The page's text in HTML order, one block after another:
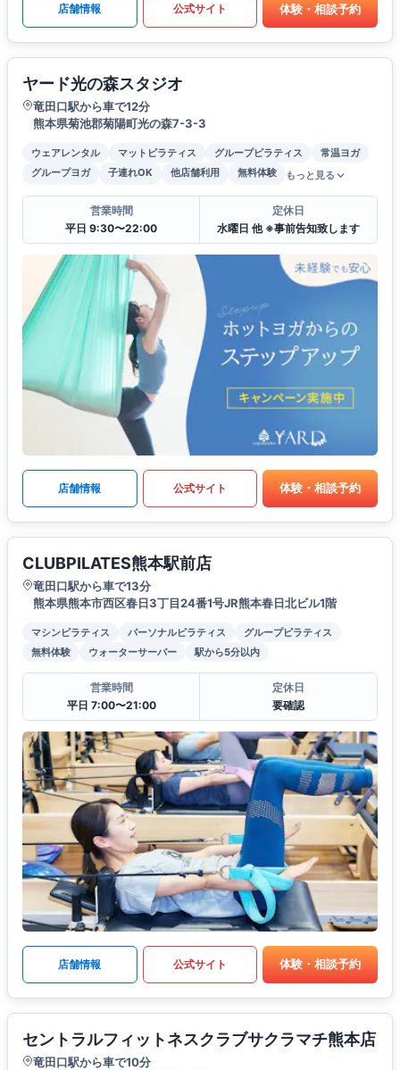
店舗情報 公式サイト 体験・相談予約
ヤード光の森スタジオ
竜田口駅から車で12分
熊本県菊池郡菊陽町光の森7-3-3
ウェアレンタル マットピラティス グループピラティス
常温ヨガ
グループヨガ
子連れOK 他店舗利用 無料体験 もっと見る
営業時間
平日 9:30〜22:00
定休日
水曜日 他 ※事前告知致します
店舗情報 公式サイト 体験・相談予約
CLUBPILATES熊本駅前店
竜田口駅から車で13分
熊本県熊本市西区春日3丁目24番1号JR熊本春日北ビル1階
マシンピラティス パーソナルピラティス
グループピラティス
無料体験
ウォーターサーバー 駅から5分以内
営業時間
平日 7:00〜21:00
定休日
要確認
店舗情報 公式サイト 体験・相談予約
セントラルフィットネスクラブサクラマチ熊本店
竜田口駅から車で10分